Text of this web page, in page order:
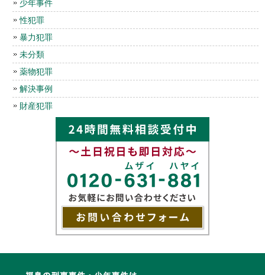
少年事件
性犯罪
暴力犯罪
未分類
薬物犯罪
解決事例
財産犯罪